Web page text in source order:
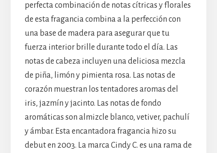
perfecta combinación de notas cítricas y florales
de esta fragancia combina a la perfección con
una base de madera para asegurar que tu
fuerza interior brille durante todo el día. Las
notas de cabeza incluyen una deliciosa mezcla
de piña, limón y pimienta rosa. Las notas de
corazón muestran los tentadores aromas del
iris, jazmín y jacinto. Las notas de fondo
aromáticas son almizcle blanco, vetiver, pachulí
y ámbar. Esta encantadora fragancia hizo su
debut en 2003. La marca Cindy C. es una rama de